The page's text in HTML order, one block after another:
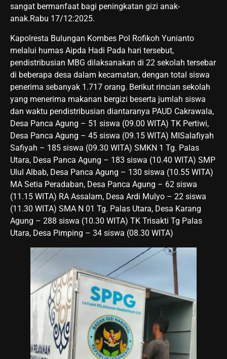
sangat bermanfaat bagi peningkatan gizi anak-
anak.Rabu 17/12:2025.
Kapolresta Bulungan Kombes Pol Rofikoh Yunianto
melalui humas Aipda Hadi Pada hari tersebut,
pendistribusian MBG dilaksanakan di 22 sekolah tersebar
di beberapa desa dalam kecamatan, dengan total siswa
penerima sebanyak 1.717 orang. Berikut rincian sekolah
yang menerima makanan bergizi beserta jumlah siswa
dan waktu pendistribusian diantaranya PAUD Cakrawala,
Desa Panca Agung – 51 siswa (09.00 WITA) TK Pertiwi,
Desa Panca Agung – 45 siswa (09.15 WITA) MISalafiyah
Safiyah – 185 siswa (09.30 WITA) SMKN 1 Tg. Palas
Utara, Desa Panca Agung – 183 siswa (10.40 WITA) SMP
Ulul Albab, Desa Panca Agung – 130 siswa (10.55 WITA)
MA Setia Peradaban, Desa Panca Agung – 62 siswa
(11.15 WITA) RA Assalam, Desa Ardi Mulyo – 22 siswa
(11.30 WITA) SMA N 01 Tg. Palas Utara, Desa Karang
Agung – 288 siswa (10.30 WITA) TK Trisakti Tg Palas
Utara, Desa Pimping – 34 siswa (08.30 WITA)